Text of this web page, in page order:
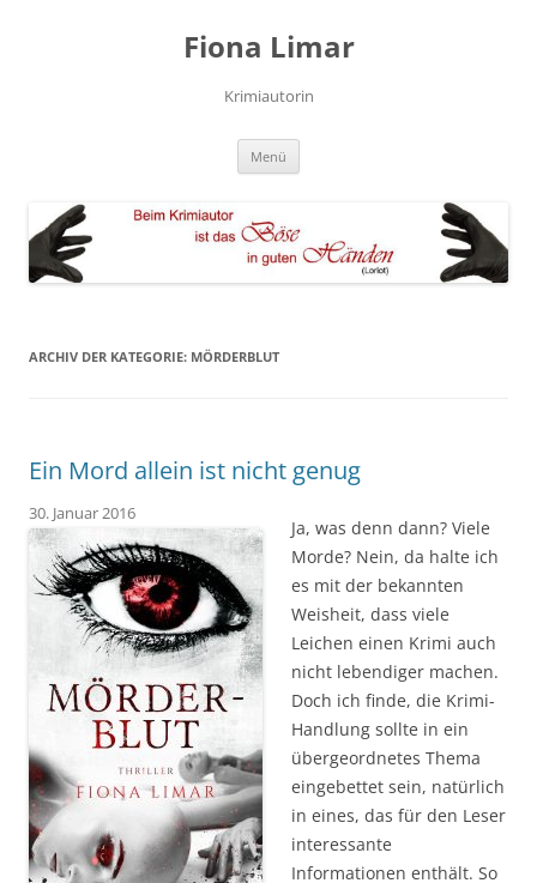
Fiona Limar
Krimiautorin
Menü
ARCHIV DER KATEGORIE: MÖRDERBLUT
Ein Mord allein ist nicht genug
Ja, was denn dann? Viele
Morde? Nein, da halte ich
es mit der bekannten
Weisheit, dass viele
Leichen einen Krimi auch
nicht lebendiger machen.
Doch ich finde, die Krimi-
Handlung sollte in ein
übergeordnetes Thema
eingebettet sein, natürlich
in eines, das für den Leser
interessante
Informationen enthält. So
30. Januar 2016